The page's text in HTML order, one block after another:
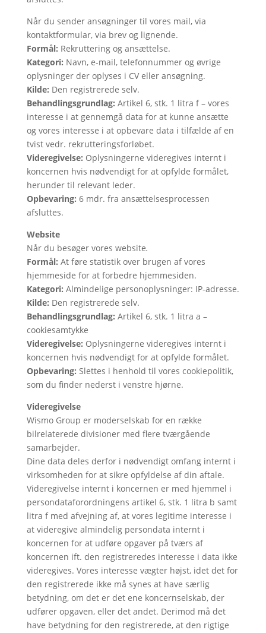
Når du sender ansøgninger til vores mail, via
kontaktformular, via brev og lignende.
Formål: Rekruttering og ansættelse.
Kategori: Navn, e-mail, telefonnummer og øvrige
oplysninger der oplyses i CV eller ansøgning.
Kilde: Den registrerede selv.
Behandlingsgrundlag: Artikel 6, stk. 1 litra f – vores
interesse i at gennemgå data for at kunne ansætte
og vores interesse i at opbevare data i tilfælde af en
tvist vedr. rekrutteringsforløbet.
Videregivelse: Oplysningerne videregives internt i
koncernen hvis nødvendigt for at opfylde formålet,
herunder til relevant leder.
Opbevaring: 6 mdr. fra ansættelsesprocessen
afsluttes.
Website
Når du besøger vores website.
Formål: At føre statistik over brugen af vores
hjemmeside for at forbedre hjemmesiden.
Kategori: Almindelige personoplysninger: IP-adresse.
Kilde: Den registrerede selv.
Behandlingsgrundlag: Artikel 6, stk. 1 litra a –
cookiesamtykke
Videregivelse: Oplysningerne videregives internt i
koncernen hvis nødvendigt for at opfylde formålet.
Opbevaring: Slettes i henhold til vores cookiepolitik,
som du finder nederst i venstre hjørne.
Videregivelse
Wismo Group er moderselskab for en række
bilrelaterede divisioner med flere tværgående
samarbejder.
Dine data deles derfor i nødvendigt omfang internt i
virksomheden for at sikre opfyldelse af din aftale.
Videregivelse internt i koncernen er med hjemmel i
persondataforordningens artikel 6, stk. 1 litra b samt
litra f med afvejning af, at vores legitime interesse i
at videregive almindelig persondata internt i
koncernen for at udføre opgaver på tværs af
koncernen ift. den registreredes interesse i data ikke
videregives. Vores interesse vægter højst, idet det for
den registrerede ikke må synes at have særlig
betydning, om det er det ene koncernselskab, der
udfører opgaven, eller det andet. Derimod må det
have betydning for den registrerede, at den rigtige